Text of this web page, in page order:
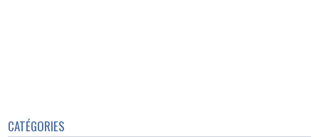
CATÉGORIES